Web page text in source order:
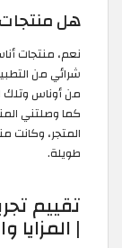
هل
شرائي من
من أوناس وتلك
كما وصلتني
المتجر، وكانت
طويلة.
تقييم
| المزايا